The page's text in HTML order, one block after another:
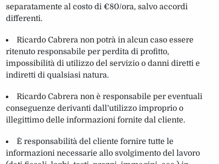
separatamente al costo di €80/ora, salvo accordi
differenti.
Ricardo Cabrera non potrà in alcun caso essere
ritenuto responsabile per perdita di profitto,
impossibilità di utilizzo del servizio o danni diretti e
indiretti di qualsiasi natura.
Ricardo Cabrera non è responsabile per eventuali
conseguenze derivanti dall’utilizzo improprio o
illegittimo delle informazioni fornite dal cliente.
È responsabilità del cliente fornire tutte le
informazioni necessarie allo svolgimento del lavoro